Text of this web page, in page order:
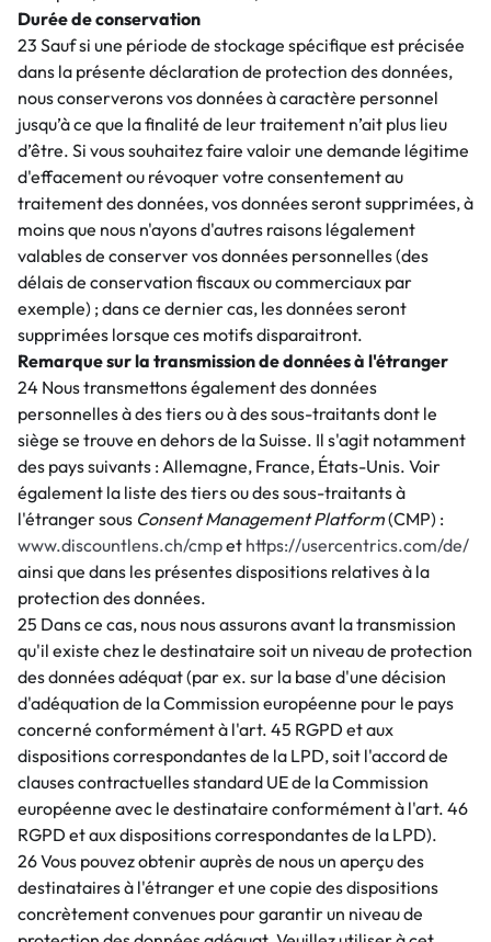
Durée de conservation
23 Sauf si une période de stockage spécifique est précisée
dans la présente déclaration de protection des données,
nous conserverons vos données à caractère personnel
jusqu’à ce que la finalité de leur traitement n’ait plus lieu
d’être. Si vous souhaitez faire valoir une demande légitime
d'effacement ou révoquer votre consentement au
traitement des données, vos données seront supprimées, à
moins que nous n'ayons d'autres raisons légalement
valables de conserver vos données personnelles (des
délais de conservation fiscaux ou commerciaux par
exemple) ; dans ce dernier cas, les données seront
supprimées lorsque ces motifs disparaitront.
Remarque sur la transmission de données à l'étranger
24 Nous transmettons également des données
personnelles à des tiers ou à des sous-traitants dont le
siège se trouve en dehors de la Suisse. Il s'agit notamment
des pays suivants : Allemagne, France, États-Unis. Voir
également la liste des tiers ou des sous-traitants à
l'étranger sous Consent Management Platform(CMP) :
www.discountlens.ch/cmpet https://usercentrics.com/de/
ainsi que dans les présentes dispositions relatives à la
protection des données.
25 Dans ce cas, nous nous assurons avant la transmission
qu'il existe chez le destinataire soit un niveau de protection
des données adéquat (par ex. sur la base d'une décision
d'adéquation de la Commission européenne pour le pays
concerné conformément à l'art. 45 RGPD et aux
dispositions correspondantes de la LPD, soit l'accord de
clauses contractuelles standard UE de la Commission
européenne avec le destinataire conformément à l'art. 46
RGPD et aux dispositions correspondantes de la LPD).
26 Vous pouvez obtenir auprès de nous un aperçu des
destinataires à l'étranger et une copie des dispositions
concrètement convenues pour garantir un niveau de